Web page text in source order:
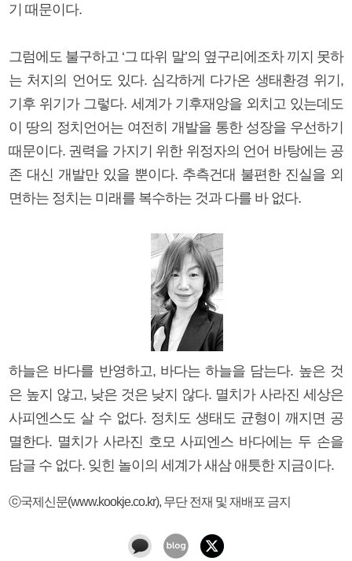
기 때문이다.
그럼에도 불구하고 ‘그 따위 말’의 옆구리에조차 끼지 못하
는 처지의 언어도 있다. 심각하게 다가온 생태환경 위기,
기후 위기가 그렇다. 세계가 기후재앙을 외치고 있는데도
이 땅의 정치언어는 여전히 개발을 통한 성장을 우선하기
때문이다. 권력을 가지기 위한 위정자의 언어 바탕에는 공
존 대신 개발만 있을 뿐이다. 추측건대 불편한 진실을 외
면하는 정치는 미래를 복수하는 것과 다를 바 없다.
하늘은 바다를 반영하고, 바다는 하늘을 담는다. 높은 것
은 높지 않고, 낮은 것은 낮지 않다. 멸치가 사라진 세상은
사피엔스도 살 수 없다. 정치도 생태도 균형이 깨지면 공
멸한다. 멸치가 사라진 호모 사피엔스 바다에는 두 손을
담글 수 없다. 잊힌 놀이의 세계가 새삼 애틋한 지금이다.
ⓒ국제신문(www.kookje.co.kr), 무단 전재 및 재배포 금지